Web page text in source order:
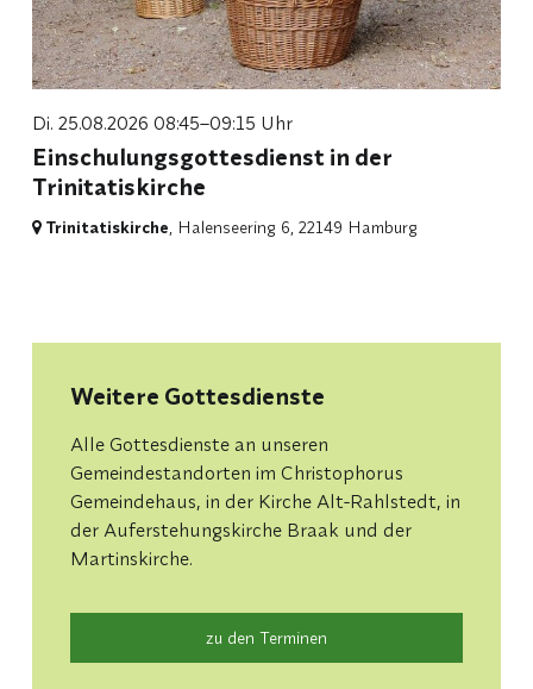
Di. 25.08.2026 08:45–09:15 Uhr
Einschulungsgottesdienst in der
Trinitatiskirche
Trinitatiskirche, Halenseering 6, 22149 Hamburg
Weitere Gottesdienste
Alle Gottesdienste an unseren
Gemeindestandorten im Christophorus
Gemeindehaus, in der Kirche Alt-Rahlstedt, in
der Auferstehungskirche Braak und der
Martinskirche.
zu den Terminen